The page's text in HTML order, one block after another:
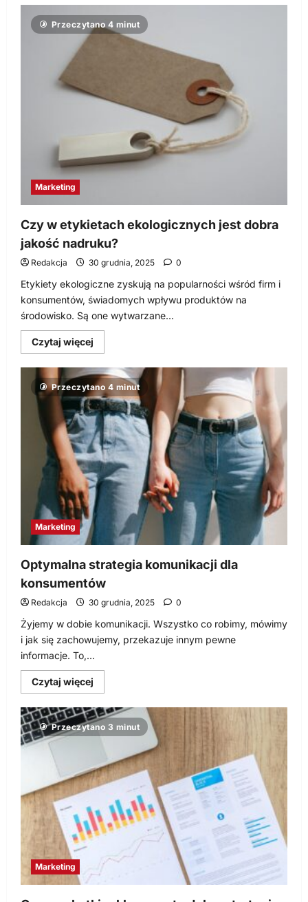
o
Jak
Mentoring
Wpływa
Przeczytano 4 minut
Marketing
Czy w etykietach ekologicznych jest dobra
jakość nadruku?
Redakcja 30 grudnia, 2025 0
Etykiety ekologiczne zyskują na popularności wśród firm i
konsumentów, świadomych wpływu produktów na
środowisko. Są one wytwarzane...
Czytaj więcej
się
o
Czy
w
etykietach
ekologicznych
jest
dobra
jakość
nadruku?
Przeczytano 4 minut
Marketing
Optymalna strategia komunikacji dla
konsumentów
Redakcja 30 grudnia, 2025 0
Żyjemy w dobie komunikacji. Wszystko co robimy, mówimy
i jak się zachowujemy, przekazuje innym pewne
informacje. To,...
Czytaj więcej
się
o
Optymalna
strategia
komunikacji
konsumentów
Przeczytano 3 minut
Marketing